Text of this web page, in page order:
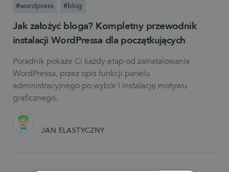
#wordpress #blog
Jak założyć bloga? Kompletny przewodnik
instalacji WordPressa dla początkujących
Poradnik pokaże Ci każdy etap od zainstalowania
WordPressa, przez opis funkcji panelu
administracyjnego po wybór i instalację motywu
graficznego.
JAN ELASTYCZNY